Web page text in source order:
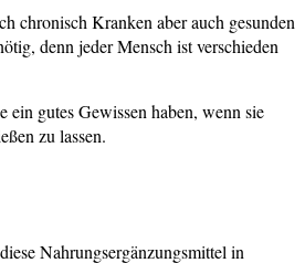
chronisch Kranken aber auch gesunden
denn jeder Mensch ist verschieden
gutes Gewissen haben, wenn sie
zu lassen.
Nahrungsergänzungsmittel in